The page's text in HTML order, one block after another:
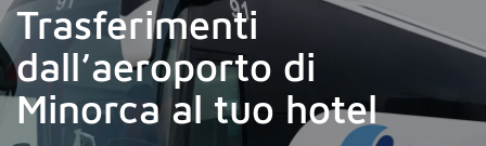
Trasferimenti
dall’aeroporto di
Minorca al tuo hotel